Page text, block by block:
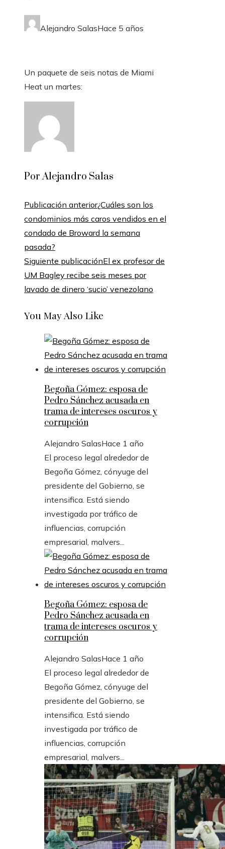
Alejandro SalasHace 5 años
Un paquete de seis notas de Miami
Heat un martes:
Por Alejandro Salas
Publicación anterior¿Cuáles son los
condominios más caros vendidos en el
condado de Broward la semana
pasada?
Siguiente publicaciónEl ex profesor de
UM Bagley recibe seis meses por
lavado de dinero ‘sucio’ venezolano
You May Also Like
Begoña Gómez: esposa de
Pedro Sánchez acusada en
trama de intereses oscuros y
corrupción
Alejandro SalasHace 1 año
El proceso legal alrededor de
Begoña Gómez, cónyuge del
presidente del Gobierno, se
intensifica. Está siendo
investigada por tráfico de
influencias, corrupción
empresarial, malvers...
Begoña Gómez: esposa de
Pedro Sánchez acusada en
trama de intereses oscuros y
corrupción
Alejandro SalasHace 1 año
El proceso legal alrededor de
Begoña Gómez, cónyuge del
presidente del Gobierno, se
intensifica. Está siendo
investigada por tráfico de
influencias, corrupción
empresarial, malvers...